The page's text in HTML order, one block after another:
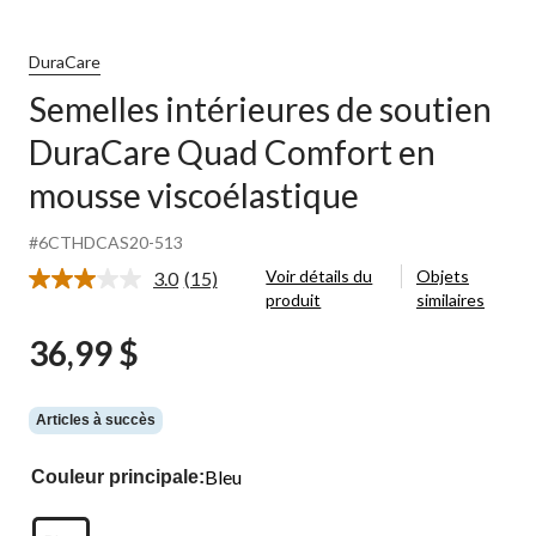
DuraCare
Semelles intérieures de soutien
DuraCare Quad Comfort en
mousse viscoélastique
#6CTHDCAS20-513
3.0 Lire
(15)
Voir détails du
produit
Objets
similaires
36,99 $
Articles à succès
Couleur principale:Bleu